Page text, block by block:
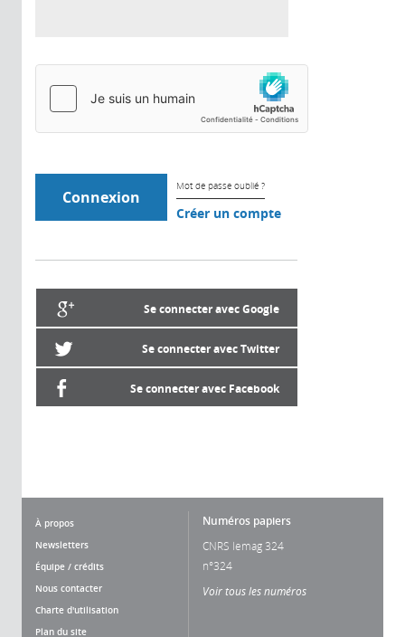
Mot de passe oublié ?
Créer un compte
Se connecter avec Google
Se connecter avec Twitter
Se connecter avec Facebook
À propos
Newsletters
Équipe / crédits
Nous contacter
Charte d'utilisation
Plan du site
Numéros papiers
CNRS lemag 324
n°324
Voir tous les numéros